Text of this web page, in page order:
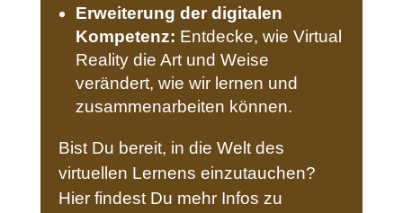
Erweiterung der digitalen
Kompetenz: Entdecke, wie Virtual
Reality die Art und Weise
verändert, wie wir lernen und
zusammenarbeiten können.
Bist Du bereit, in die Welt des
virtuellen Lernens einzutauchen?
Hier findest Du mehr Infos zu